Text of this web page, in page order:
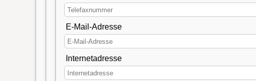
E-Mail-Adresse
Internetadresse